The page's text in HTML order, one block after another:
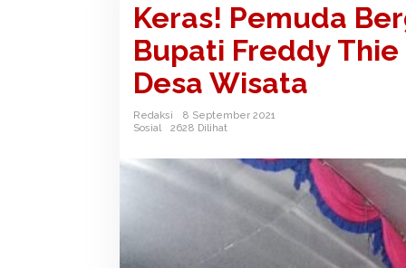
r
a
s
!
d
B
e
r
Keras! Pemuda
Bupati Freddy
Desa Wisata
Redaksi
8 September 2021
Sosial
2628 Dilihat